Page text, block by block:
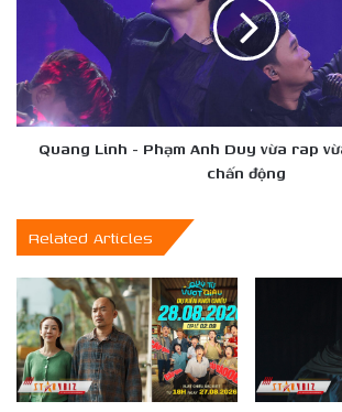
vừa
rap
vừa
khoe
chấn
động
Quang Linh - Phạm Anh Duy vừa rap
chấn động
Related Articles